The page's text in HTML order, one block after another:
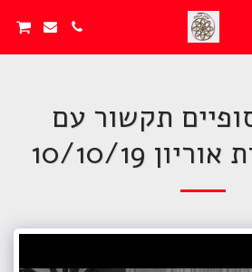
תקשור עם
10/10/19